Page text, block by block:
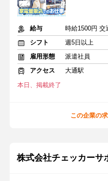
給与
時給1500円 交
シフト
週5日以上
雇用形態
派遣社員
アクセス
大通駅
本日、掲載終了
この企業の
株式会社チェッカーサ